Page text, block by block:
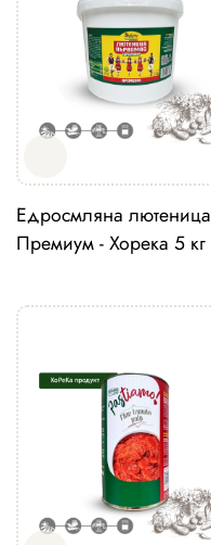
Едросмляна лютеница
Премиум - Хорека 5 кг